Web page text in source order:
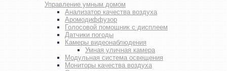
Управление умным домом
Анализатор качества воздуха
Аромодиффузор
Голосовой помощник с дисплеем
Датчики погоды
Камеры видеонаблюдения
Умная уличная камера
Модульная система освещения
Мониторы качества воздуха